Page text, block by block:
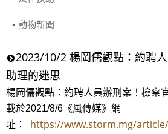
動物新聞
2023/10/2 楊岡儒觀點：約聘
助理的迷思
楊岡儒觀點：約聘人員辦刑案！檢察
載於2021/8/6《風傳媒》網
址： https://www.storm.mg/article/